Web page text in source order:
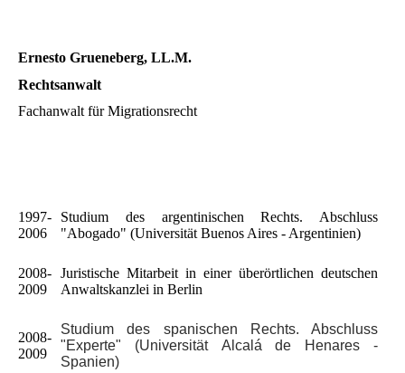
Ernesto Grueneberg, LL.M.
Rechtsanwalt
Fachanwalt für Migrationsrecht
1997-
2006
Studium des argentinischen Rechts. Abschluss
"Abogado" (Universität Buenos Aires - Argentinien)
2008-
2009
Juristische Mitarbeit in einer überörtlichen deutschen
Anwaltskanzlei in Berlin
2008-
2009
Studium des spanischen Rechts. Abschluss
"Experte" (Universität Alcalá de Henares -
Spanien)